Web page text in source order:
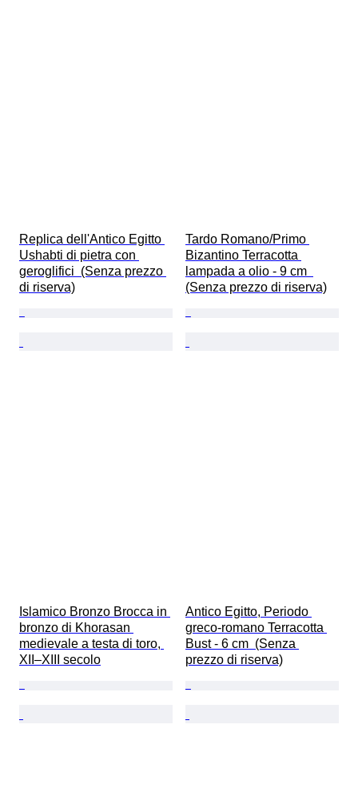
Replica dell'Antico Egitto
Ushabti di pietra con
geroglifici  (Senza prezzo
di riserva)
Tardo Romano/Primo
Bizantino Terracotta
lampada a olio - 9 cm
(Senza prezzo di riserva)
Islamico Bronzo Brocca in
bronzo di Khorasan
medievale a testa di toro,
XII–XIII secolo
Antico Egitto, Periodo
greco-romano Terracotta
Bust - 6 cm  (Senza
prezzo di riserva)